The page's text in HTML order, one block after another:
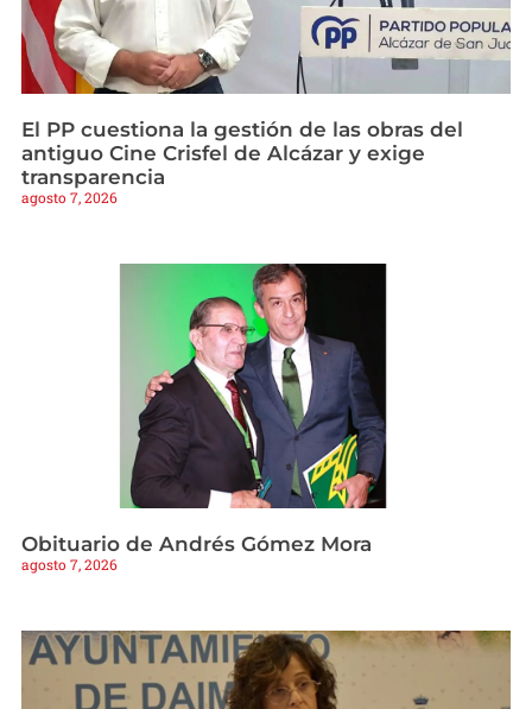
El PP cuestiona la gestión de las obras del
antiguo Cine Crisfel de Alcázar y exige
transparencia
agosto 7, 2026
Obituario de Andrés Gómez Mora
agosto 7, 2026